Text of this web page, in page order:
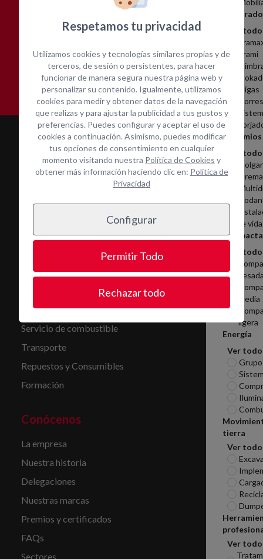
Encofrado
Ver todo
Frami
Vigas
Andamios
Ver todo
de vida
Ver todo
media
ligera
Energía
Ver todo
tierra
Ver todo
Ver todo
Asistencia técnica in-
situ
Contacta con nosotros
Alquiler
Mantenimiento y reparación
Limpieza
Servicio de combustible
Transporte
Repuestos y Consumibles
Formación
Conócenos
La empresa
Nuestra historia
Delegaciones
Nuestras marcas
Premios y certificados
FAQs
Sectores
Respetamos tu privacidad
Utilizamos cookies y tecnologías similares propias y de
terceros, de sesión o persistentes, para hacer
funcionar de manera segura nuestra página web y
personalizar su contenido. Igualmente, utilizamos
cookies para medir y obtener datos de la navegación
que realizas y para ajustar la publicidad a tus gustos y
preferencias. Puedes configurar y aceptar el uso de
cookies a continuación. Asimismo, puedes modificar
tus opciones de consentimiento en cualquier
momento visitando nuestra Política de Cookies y
obtener más información haciendo clic en: Política de
Privacidad
Configurar
Permitir Todo
Rechazar todo